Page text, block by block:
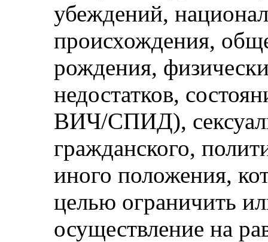
убеждений,
происхождения,
рождения,
недостатков,
ВИЧ/СПИД),
гражданского,
иного положения,
целью ограничить
осуществление на